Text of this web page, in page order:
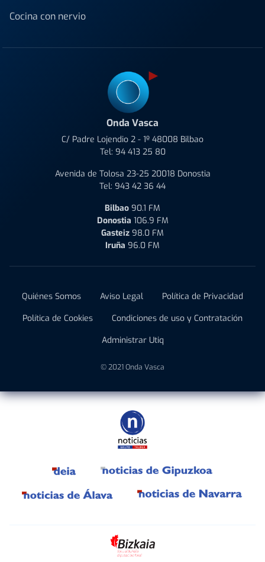
Cocina con nervio
Onda Vasca
C/ Padre Lojendio 2 - 1º 48008 Bilbao
Tel: 94 413 25 80
Avenida de Tolosa 23-25 20018 Donostia
Tel: 943 42 36 44
Bilbao 90.1 FM
Donostia 106.9 FM
Gasteiz 98.0 FM
Iruña 96.0 FM
Quiénes Somos Aviso Legal
Política de Privacidad
Política de Cookies
Condiciones de uso y Contratación
Administrar Utiq
© 2021 Onda Vasca